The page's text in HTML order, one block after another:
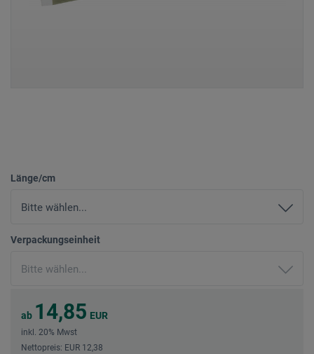
Länge/cm
Verpackungseinheit
ab 14,85 EUR
inkl. 20% Mwst
Nettopreis: EUR 12,38